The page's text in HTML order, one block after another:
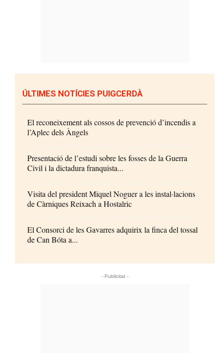
ÚLTIMES NOTÍCIES PUIGCERDÀ
El reconeixement als cossos de prevenció d’incendis a
l’Aplec dels Àngels
Presentació de l’estudi sobre les fosses de la Guerra
Civil i la dictadura franquista...
Visita del president Miquel Noguer a les instal·lacions
de Càrniques Reixach a Hostalric
El Consorci de les Gavarres adquirix la finca del tossal
de Can Bóta a...
- Publicitat -